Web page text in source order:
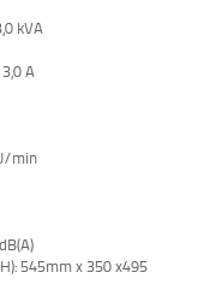
kVA
A
min
545mm x 350 x495